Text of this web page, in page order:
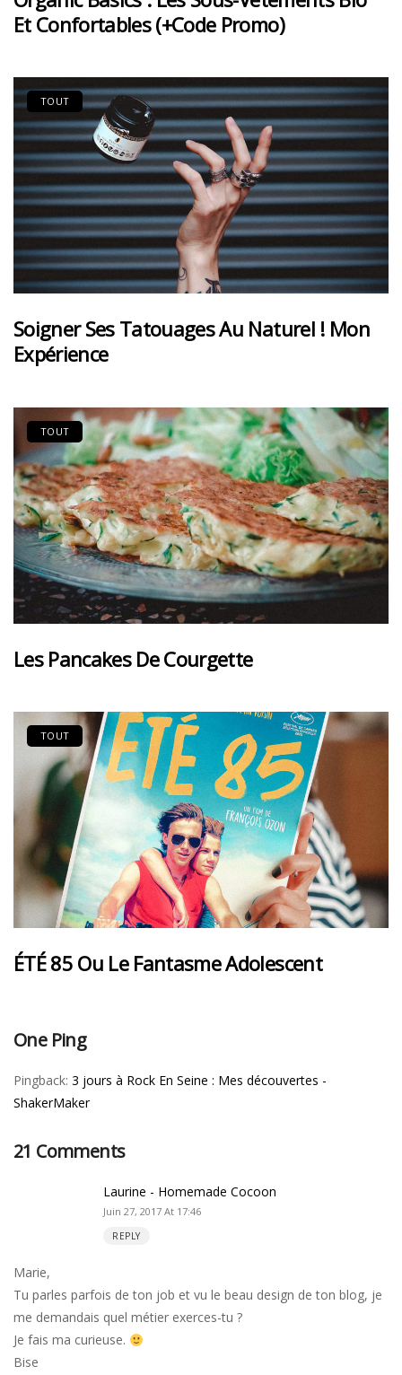
Et Confortables (+code Promo)
TOUT
Soigner Ses Tatouages Au Naturel ! Mon
Expérience
TOUT
Les Pancakes De Courgette
TOUT
ÉTÉ 85 Ou Le Fantasme Adolescent
One Ping
Pingback: 3 jours à Rock En Seine : Mes découvertes -
ShakerMaker
21 Comments
Laurine - Homemade Cocoon
Juin 27, 2017 At 17:46
REPLY
Marie,
Tu parles parfois de ton job et vu le beau design de ton blog, je
me demandais quel métier exerces-tu ?
Je fais ma curieuse.
Bise